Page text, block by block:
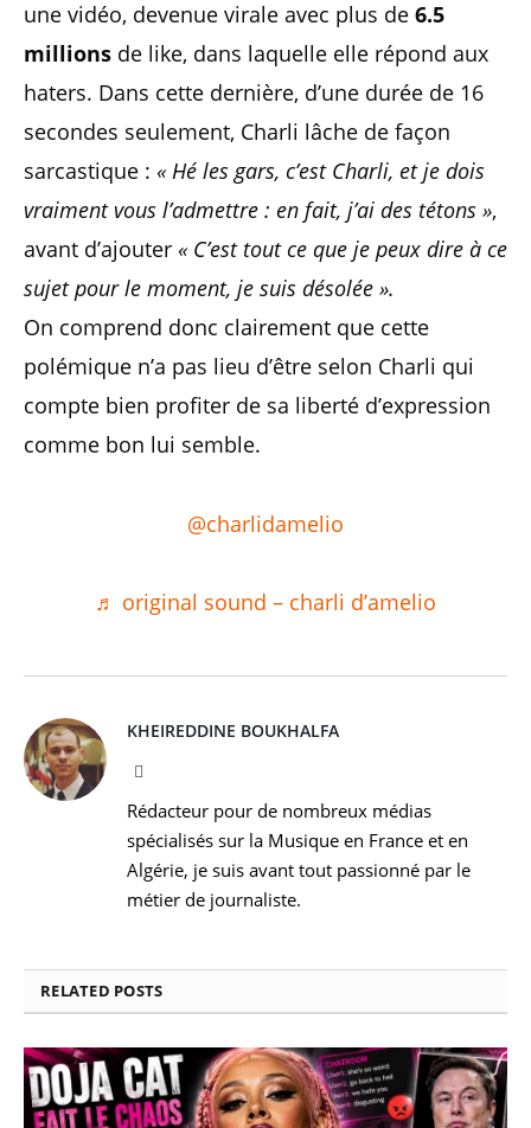
une vidéo, devenue virale avec plus de 6.5
millions de like, dans laquelle elle répond aux
haters. Dans cette dernière, d’une durée de 16
secondes seulement, Charli lâche de façon
sarcastique : « Hé les gars, c’est Charli, et je dois
vraiment vous l’admettre : en fait, j’ai des tétons »,
avant d’ajouter « C’est tout ce que je peux dire à ce
sujet pour le moment, je suis désolée ».
On comprend donc clairement que cette
polémique n’a pas lieu d’être selon Charli qui
compte bien profiter de sa liberté d’expression
comme bon lui semble.
@charlidamelio
♬ original sound – charli d’amelio
KHEIREDDINE BOUKHALFA
Rédacteur pour de nombreux médias
spécialisés sur la Musique en France et en
Algérie, je suis avant tout passionné par le
métier de journaliste.
RELATED POSTS